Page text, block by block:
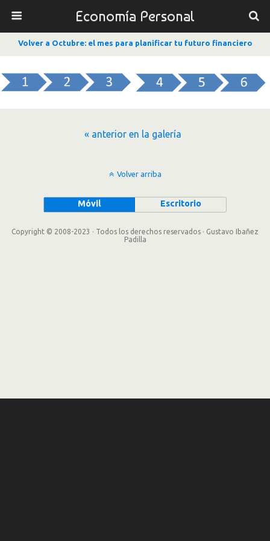
Economía Personal
Volver a Octubre: el mes para planificar tu futuro financiero
« anterior en la galería
Volver arriba
Móvil Escritorio
Copyright © 2008-2023 · Todos los derechos reservados · Gustavo Ibañez
Padilla